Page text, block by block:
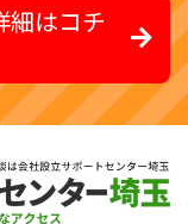
細はコチ